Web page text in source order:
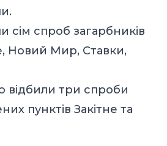
сім спроб загарбників
Новий Мир, Ставки,
відбили три спроби
пунктів Закітне та